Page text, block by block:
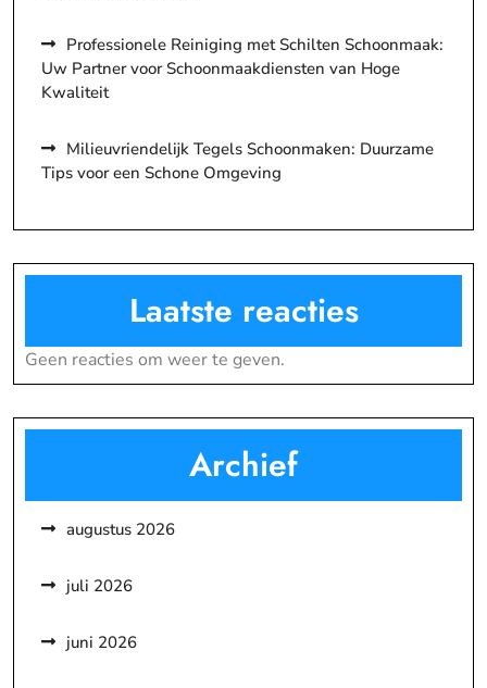
Professionele Reiniging met Schilten Schoonmaak:
Uw Partner voor Schoonmaakdiensten van Hoge
Kwaliteit
Milieuvriendelijk Tegels Schoonmaken: Duurzame
Tips voor een Schone Omgeving
Laatste reacties
Geen reacties om weer te geven.
Archief
augustus 2026
juli 2026
juni 2026